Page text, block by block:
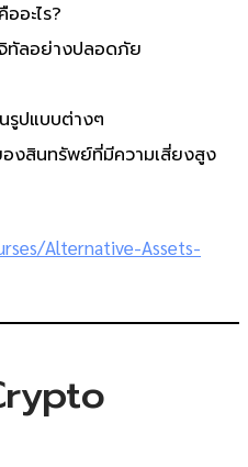
อะไร?
ทัลอย่างปลอดภัย
รูปแบบต่างๆ
งสินทรัพย์ที่มีความเสี่ยงสูง
Alternative-Assets-